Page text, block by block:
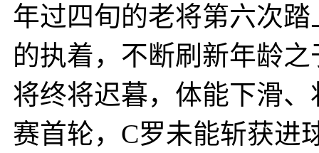
年过四旬的老将第六次
的执着，不断刷新年龄
将终将迟暮，体能下滑
赛首轮，C罗未能斩获进